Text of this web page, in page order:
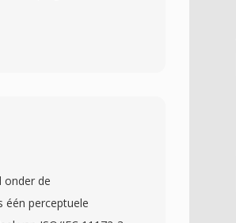
hardware
één harde schijf van
was elk bit van
opslag in kilobytes
onder de
één perceptuele